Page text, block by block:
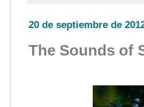
20 de septiembre de
The Sounds of